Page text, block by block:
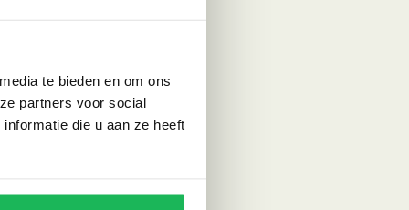
te bieden en om ons
partners voor social
die u aan ze heeft